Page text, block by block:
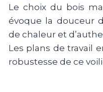
Le choix du bois
évoque la douceur
de chaleur et
Les plans de travail
robustesse de ce